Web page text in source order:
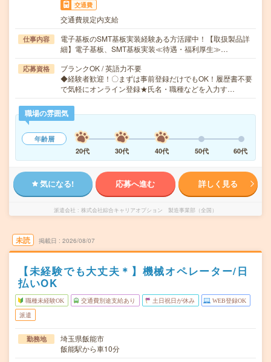
交通費
交通費規定内支給
仕事内容
電子基板のSMT基板実装経験ある方活躍中！【取扱製品詳
細】電子基板、SMT基板実装≪待遇・福利厚生≫…
応募資格
ブランクOK / 英語力不要
◆経験者歓迎！〇まずは事前登録だけでもOK！履歴書不要
で気軽にオンライン登録★氏名・職種などを入力す…
職場の雰囲気
年齢層
20代
30代 40代 50代 60代
気になる! 応募へ進む 詳しく見る
派遣会社 株式会社綜合キャリアオプション 製造事業部（全国）
未読 掲載日 2026/08/07
【未経験でも大丈夫＊】機械オペレーター/日
払いOK
職種未経験OK 交通費別途支給あり 土日祝日が休み WEB登録OK
派遣
勤務地
埼玉県飯能市
飯能駅から車10分